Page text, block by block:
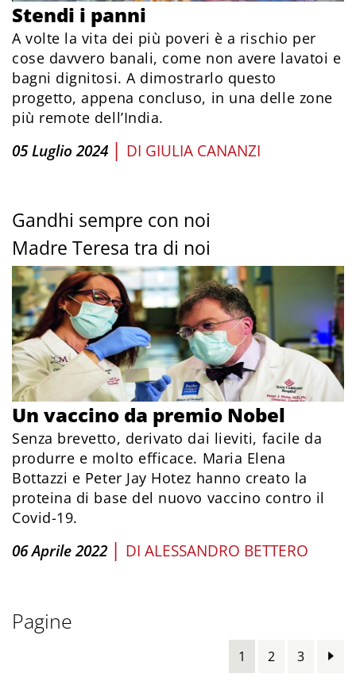
Stendi i panni
A volte la vita dei più poveri è a rischio per
cose davvero banali, come non avere lavatoi e
bagni dignitosi. A dimostrarlo questo
progetto, appena concluso, in una delle zone
più remote dell’India.
05 Luglio 2024 | DI GIULIA CANANZI
Gandhi sempre con noi
Madre Teresa tra di noi
Un vaccino da premio Nobel
Senza brevetto, derivato dai lieviti, facile da
produrre e molto efficace. Maria Elena
Bottazzi e Peter Jay Hotez hanno creato la
proteina di base del nuovo vaccino contro il
Covid-19.
06 Aprile 2022 | DI ALESSANDRO BETTERO
Pagine
1 2 3